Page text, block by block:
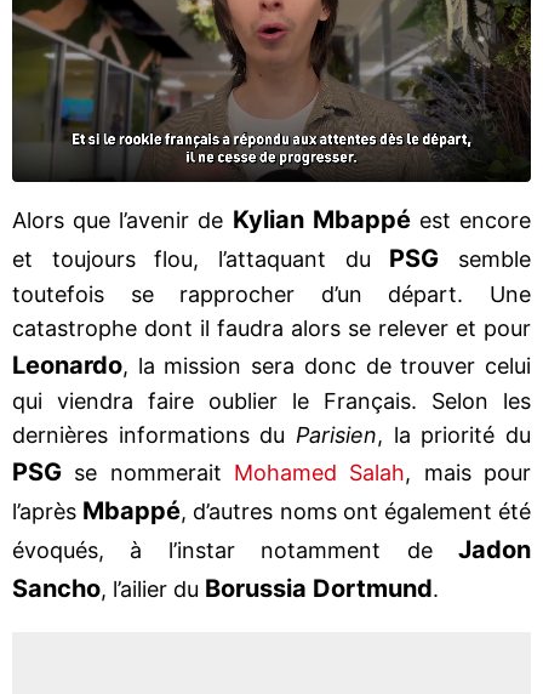
Alors que l’avenir de Kylian Mbappéest encore
et toujours flou, l’attaquant du PSG semble
toutefois se rapprocher d’un départ. Une
catastrophe dont il faudra alors se relever et pour
Leonardo, la mission sera donc de trouver celui
qui viendra faire oublier le Français. Selon les
dernières informations du Parisien, la priorité du
PSG se nommerait Mohamed Salah, mais pour
l’après Mbappé, d’autres noms ont également été
évoqués, à l’instar notamment deJadon
Sancho, l’ailier du Borussia Dortmund.